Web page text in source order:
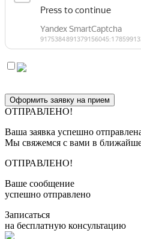
Оформить заявку на прием
ОТПРАВЛЕНО!
Ваша заявка успешно
Мы свяжемся с вами в
ОТПРАВЛЕНО!
Ваше сообщение
успешно отправлено
Записаться
на бесплатную консультацию